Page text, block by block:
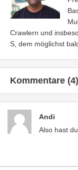
Crawlern und
S, dem möglichst
Kommentare (4)
Andi
Also hast